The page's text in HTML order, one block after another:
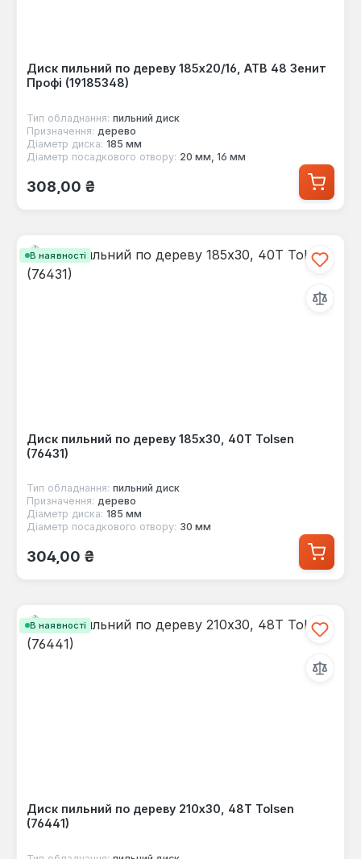
Диск пильний по дереву 185x20/16, ATB 48 Зенит
Профі (19185348)
Тип обладнання: пильний диск
Призначення: дерево
Діаметр диска: 185 мм
Діаметр посадкового отвору: 20 мм, 16 мм
Звичайна ціна:
308,00 ₴
В наявності
Диск пильний по дереву 185x30, 40Т Tolsen
(76431)
Тип обладнання: пильний диск
Призначення: дерево
Діаметр диска: 185 мм
Діаметр посадкового отвору: 30 мм
Звичайна ціна:
304,00 ₴
В наявності
Диск пильний по дереву 210x30, 48Т Tolsen
(76441)